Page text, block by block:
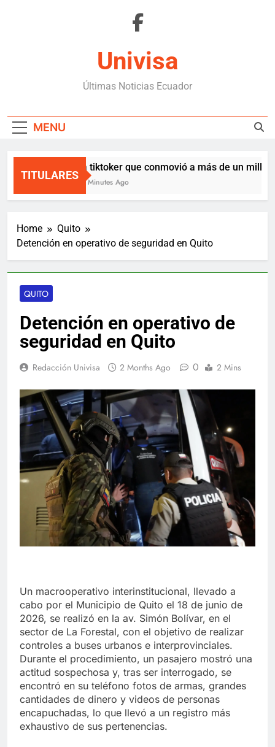
Univisa
Últimas Noticias Ecuador
MENU
TITULARES
La tiktoker que conmovió a más de un millón
34 Minutes Ago
Home
Quito
Detención en operativo de seguridad en Quito
QUITO
Detención en operativo de
seguridad en Quito
Redacción Univisa 2 Months Ago 0 2 Mins
Un macrooperativo interinstitucional, llevado a
cabo por el Municipio de Quito el 18 de junio de
2026, se realizó en la av. Simón Bolívar, en el
sector de La Forestal, con el objetivo de realizar
controles a buses urbanos e interprovinciales.
Durante el procedimiento, un pasajero mostró una
actitud sospechosa y, tras ser interrogado, se
encontró en su teléfono fotos de armas, grandes
cantidades de dinero y videos de personas
encapuchadas, lo que llevó a un registro más
exhaustivo de sus pertenencias.